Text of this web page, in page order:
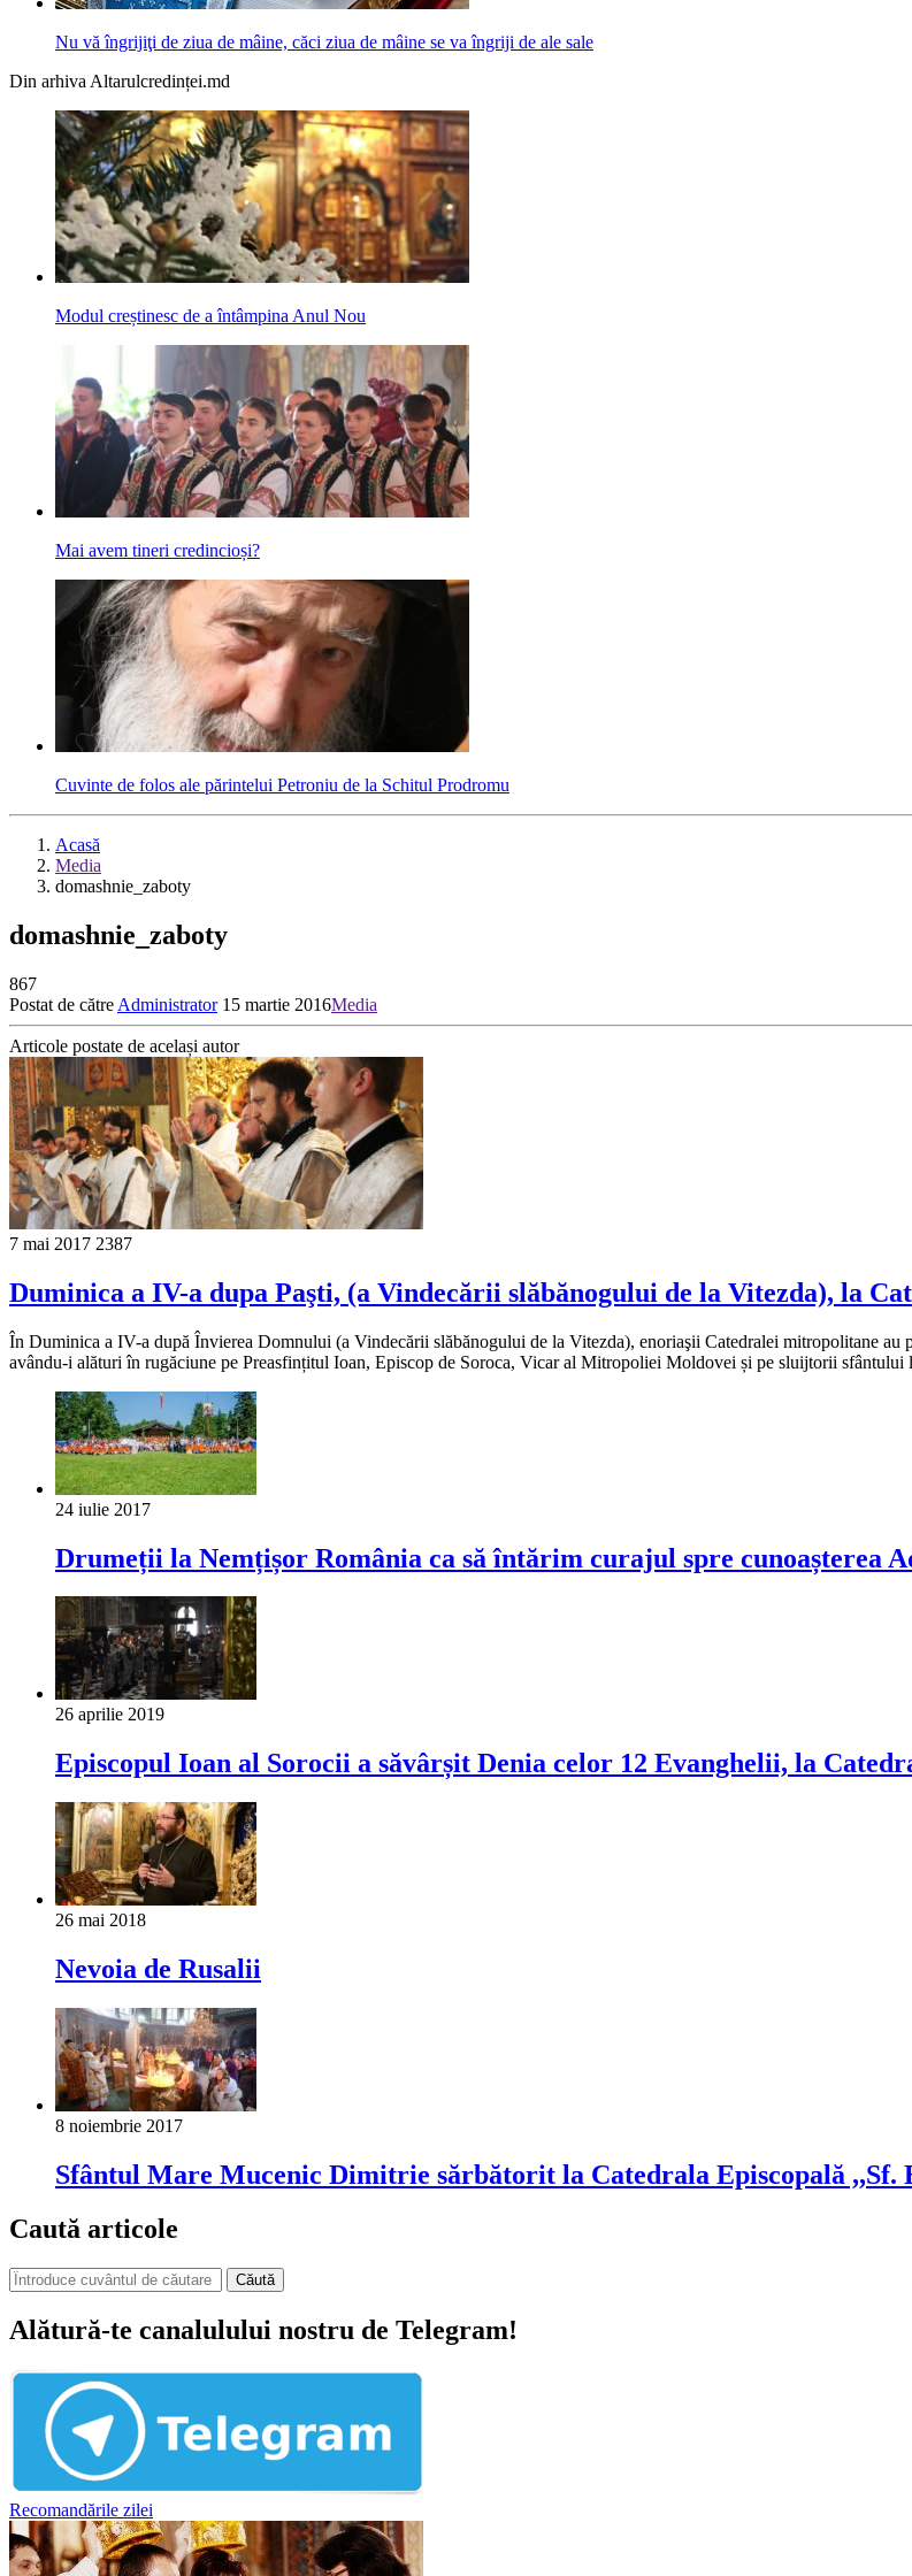
Nu vă îngrijiţi de ziua de mâine, căci ziua de mâine se va îngriji de ale sale
Din arhiva Altarulcredinței.md
Modul creștinesc de a întâmpina Anul Nou
Mai avem tineri credincioși?
Cuvinte de folos ale părintelui Petroniu de la Schitul Prodromu
Acasă
Media
domashnie_zaboty
domashnie_zaboty
867
Postat de către Administrator 15 martie 2016Media
Articole postate de același autor
7 mai 2017 2387
Duminica a IV-a dupa Paşti, (a Vindecării slăbănogului de la Vitezda), la
În Duminica a IV-a după Învierea Domnului (a Vindecării slăbănogului de la Vitezda), enoriaşii Catedralei mitropolitane
avându-i alături în rugăciune pe Preasfințitul Ioan, Episcop de Soroca, Vicar al Mitropoliei Moldovei și pe sluijtorii
24 iulie 2017
Drumeții la Nemțișor România ca să întărim curajul spre cunoașterea
26 aprilie 2019
Episcopul Ioan al Sorocii a săvârșit Denia celor 12 Evanghelii, la
26 mai 2018
Nevoia de Rusalii
8 noiembrie 2017
Sfântul Mare Mucenic Dimitrie sărbătorit la Catedrala Episcopală ,,Sf.
Caută articole
Căută
Alătură-te canalulului nostru de Telegram!
Recomandările zilei